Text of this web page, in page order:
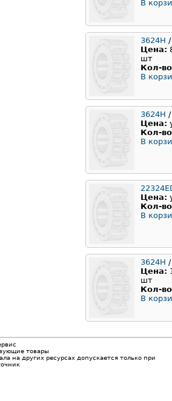
В
3624H /
Цена:
шт
Кол-
В
3624Н
Цена:
Кол-
В
Цена:
Кол-
В
3624Н /
Цена:
шт
Кол-
В
товары
на других ресурсах допускается только при